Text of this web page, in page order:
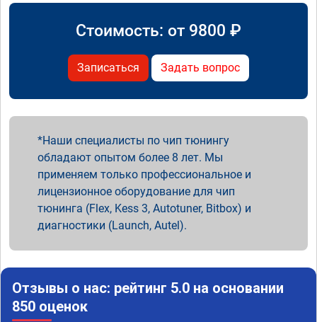
Стоимость: от 9800 ₽
Записаться Задать вопрос
Наши специалисты по чип тюнингу
обладают опытом более 8 лет. Мы
применяем только профессиональное и
лицензионное оборудование для чип
тюнинга (Flex, Kess 3, Autotuner, Bitbox) и
диагностики (Launch, Autel).
Отзывы о нас: рейтинг 5.0 на основании
850 оценок